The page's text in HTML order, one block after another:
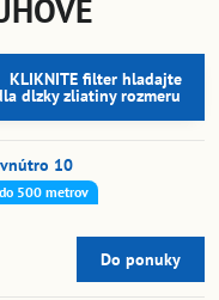
KLIKNITE filter hladajte
dlzky zliatiny rozmeru
vnútro 10
500 metrov
Do ponuky